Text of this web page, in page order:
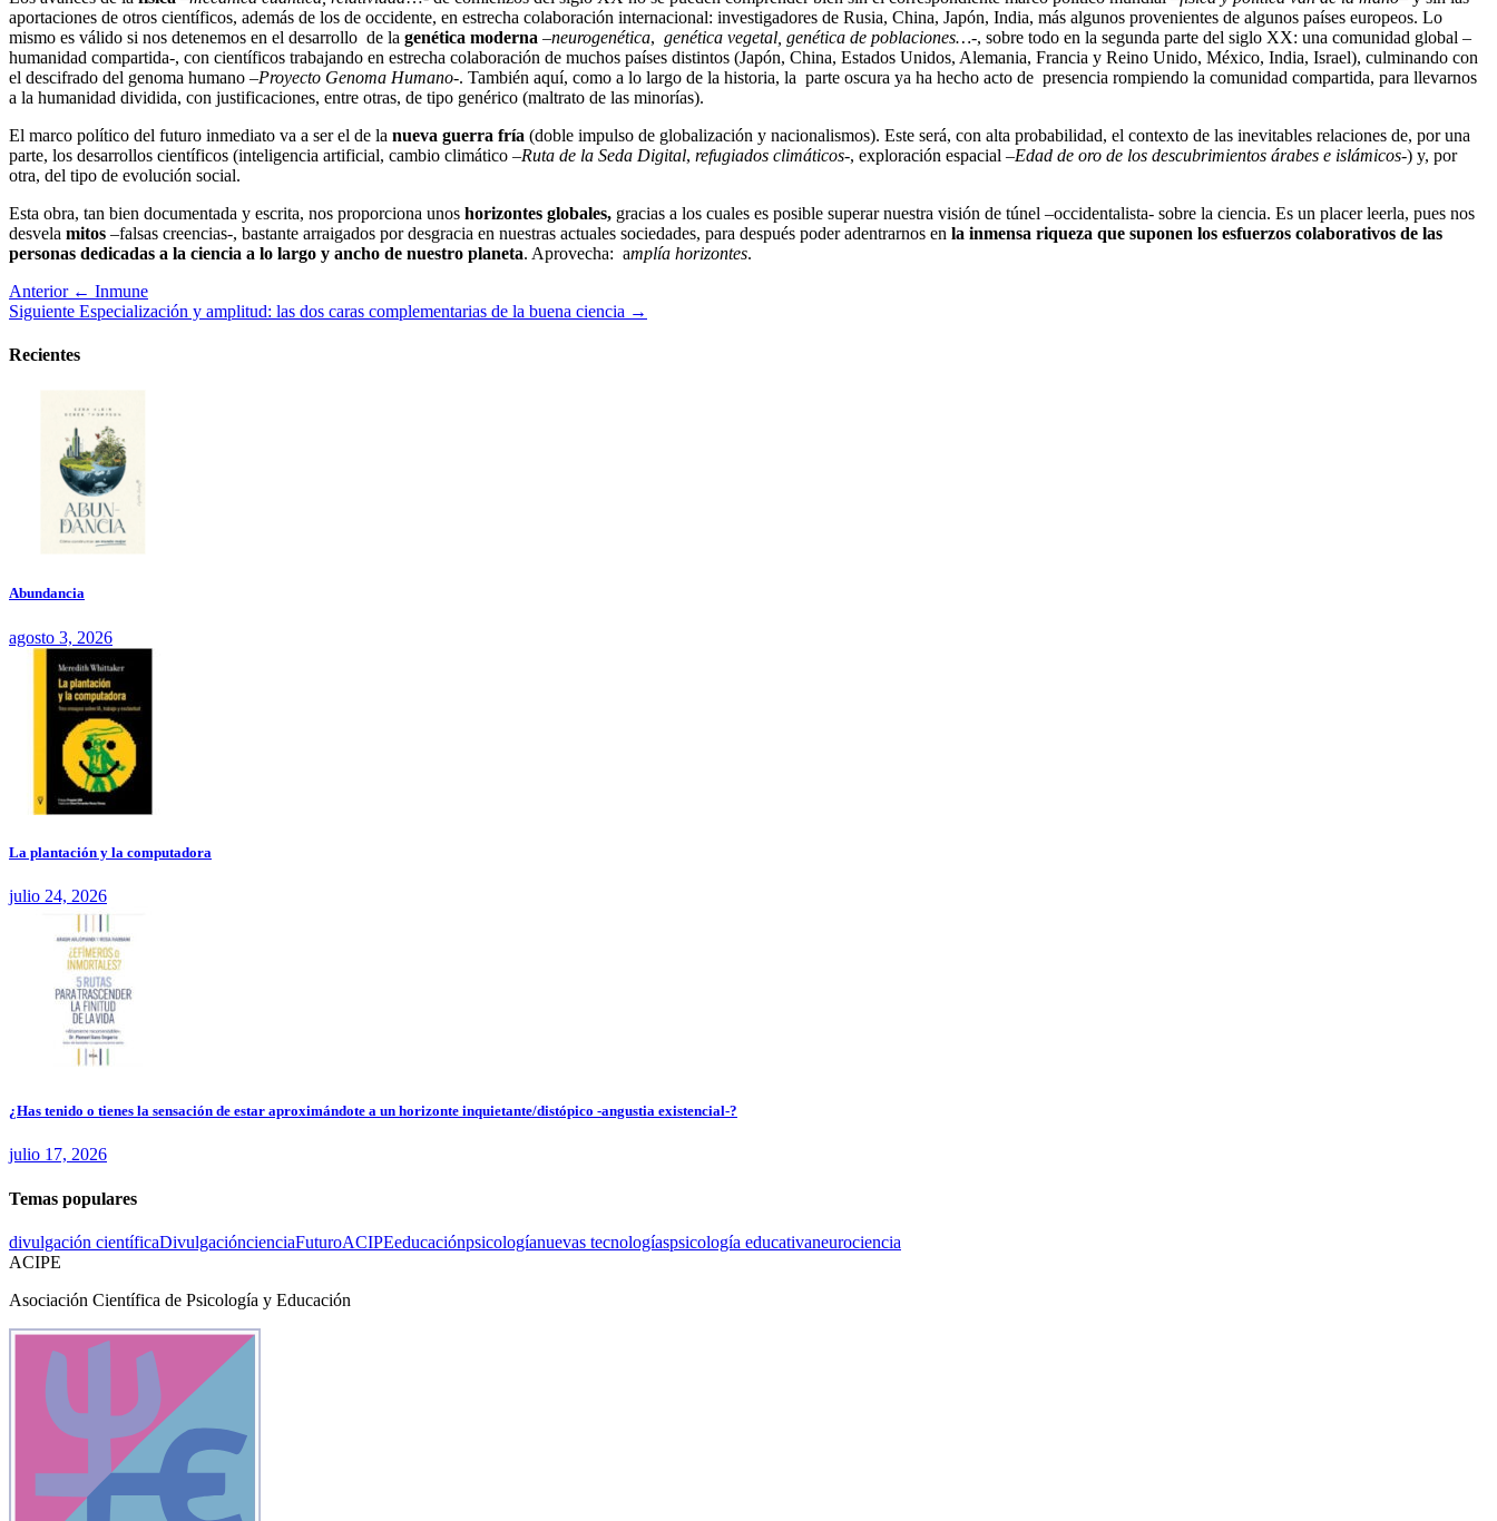
aportaciones de otros científicos, además de los de occidente, en estrecha colaboración internacional: investigadores de Rusia, China, Japón, India, más algunos provenientes de algunos países europeos. Lo
mismo es válido si nos detenemos en el desarrollo de la genética moderna –neurogenética, genética vegetal, genética de poblaciones…-, sobre todo en la segunda parte del siglo XX: una comunidad global –
humanidad compartida-, con científicos trabajando en estrecha colaboración de muchos países distintos (Japón, China, Estados Unidos, Alemania, Francia y Reino Unido, México, India, Israel), culminando con
el descifrado del genoma humano –Proyecto Genoma Humano-. También aquí, como a lo largo de la historia, la parte oscura ya ha hecho acto de presencia rompiendo la comunidad compartida, para llevarnos
a la humanidad dividida, con justificaciones, entre otras, de tipo genérico (maltrato de las minorías).
El marco político del futuro inmediato va a ser el de la nueva guerra fría (doble impulso de globalización y nacionalismos). Este será, con alta probabilidad, el contexto de las inevitables relaciones de, por una
parte, los desarrollos científicos (inteligencia artificial, cambio climático –Ruta de la Seda Digital, refugiados climáticos-, exploración espacial –Edad de oro de los descubrimientos árabes e islámicos-) y, por
otra, del tipo de evolución social.
Esta obra, tan bien documentada y escrita, nos proporciona unos horizontes globales, gracias a los cuales es posible superar nuestra visión de túnel –occidentalista- sobre la ciencia. Es un placer leerla, pues nos
desvela mitos –falsas creencias-, bastante arraigados por desgracia en nuestras actuales sociedades, para después poder adentrarnos en la inmensa riqueza que suponen los esfuerzos colaborativos de las
personas dedicadas a la ciencia a lo largo y ancho de nuestro planeta. Aprovecha: amplía horizontes.
Anterior ← Inmune
Siguiente Especialización y amplitud: las dos caras complementarias de la buena ciencia →
Recientes
Abundancia
agosto 3, 2026
La plantación y la computadora
julio 24, 2026
¿Has tenido o tienes la sensación de estar aproximándote a un horizonte inquietante/distópico -angustia existencial-?
julio 17, 2026
Temas populares
divulgación científicaDivulgacióncienciaFuturoACIPEeducaciónpsicologíanuevas tecnologíaspsicología educativaneurociencia
ACIPE
Asociación Científica de Psicología y Educación